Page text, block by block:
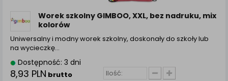
Worek szkolny GIMBOO, XXL, bez nadruku, mix
kolorów
Uniwersalny i modny worek szkolny, doskonały do szkoły lub
na wycieczkę...
Dostępność: 3 dni
8,93 PLN brutto